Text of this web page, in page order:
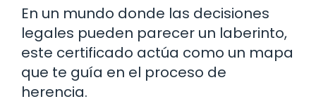
En un mundo donde las decisiones
legales pueden parecer un laberinto,
este certificado actúa como un mapa
que te guía en el proceso de
herencia.